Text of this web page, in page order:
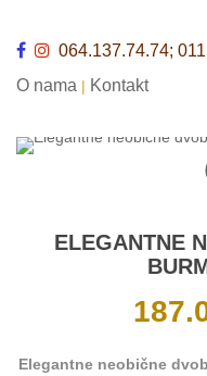
064.137.74.74;
O nama | Kontakt
ELEGANTNE
Elegantne neobične